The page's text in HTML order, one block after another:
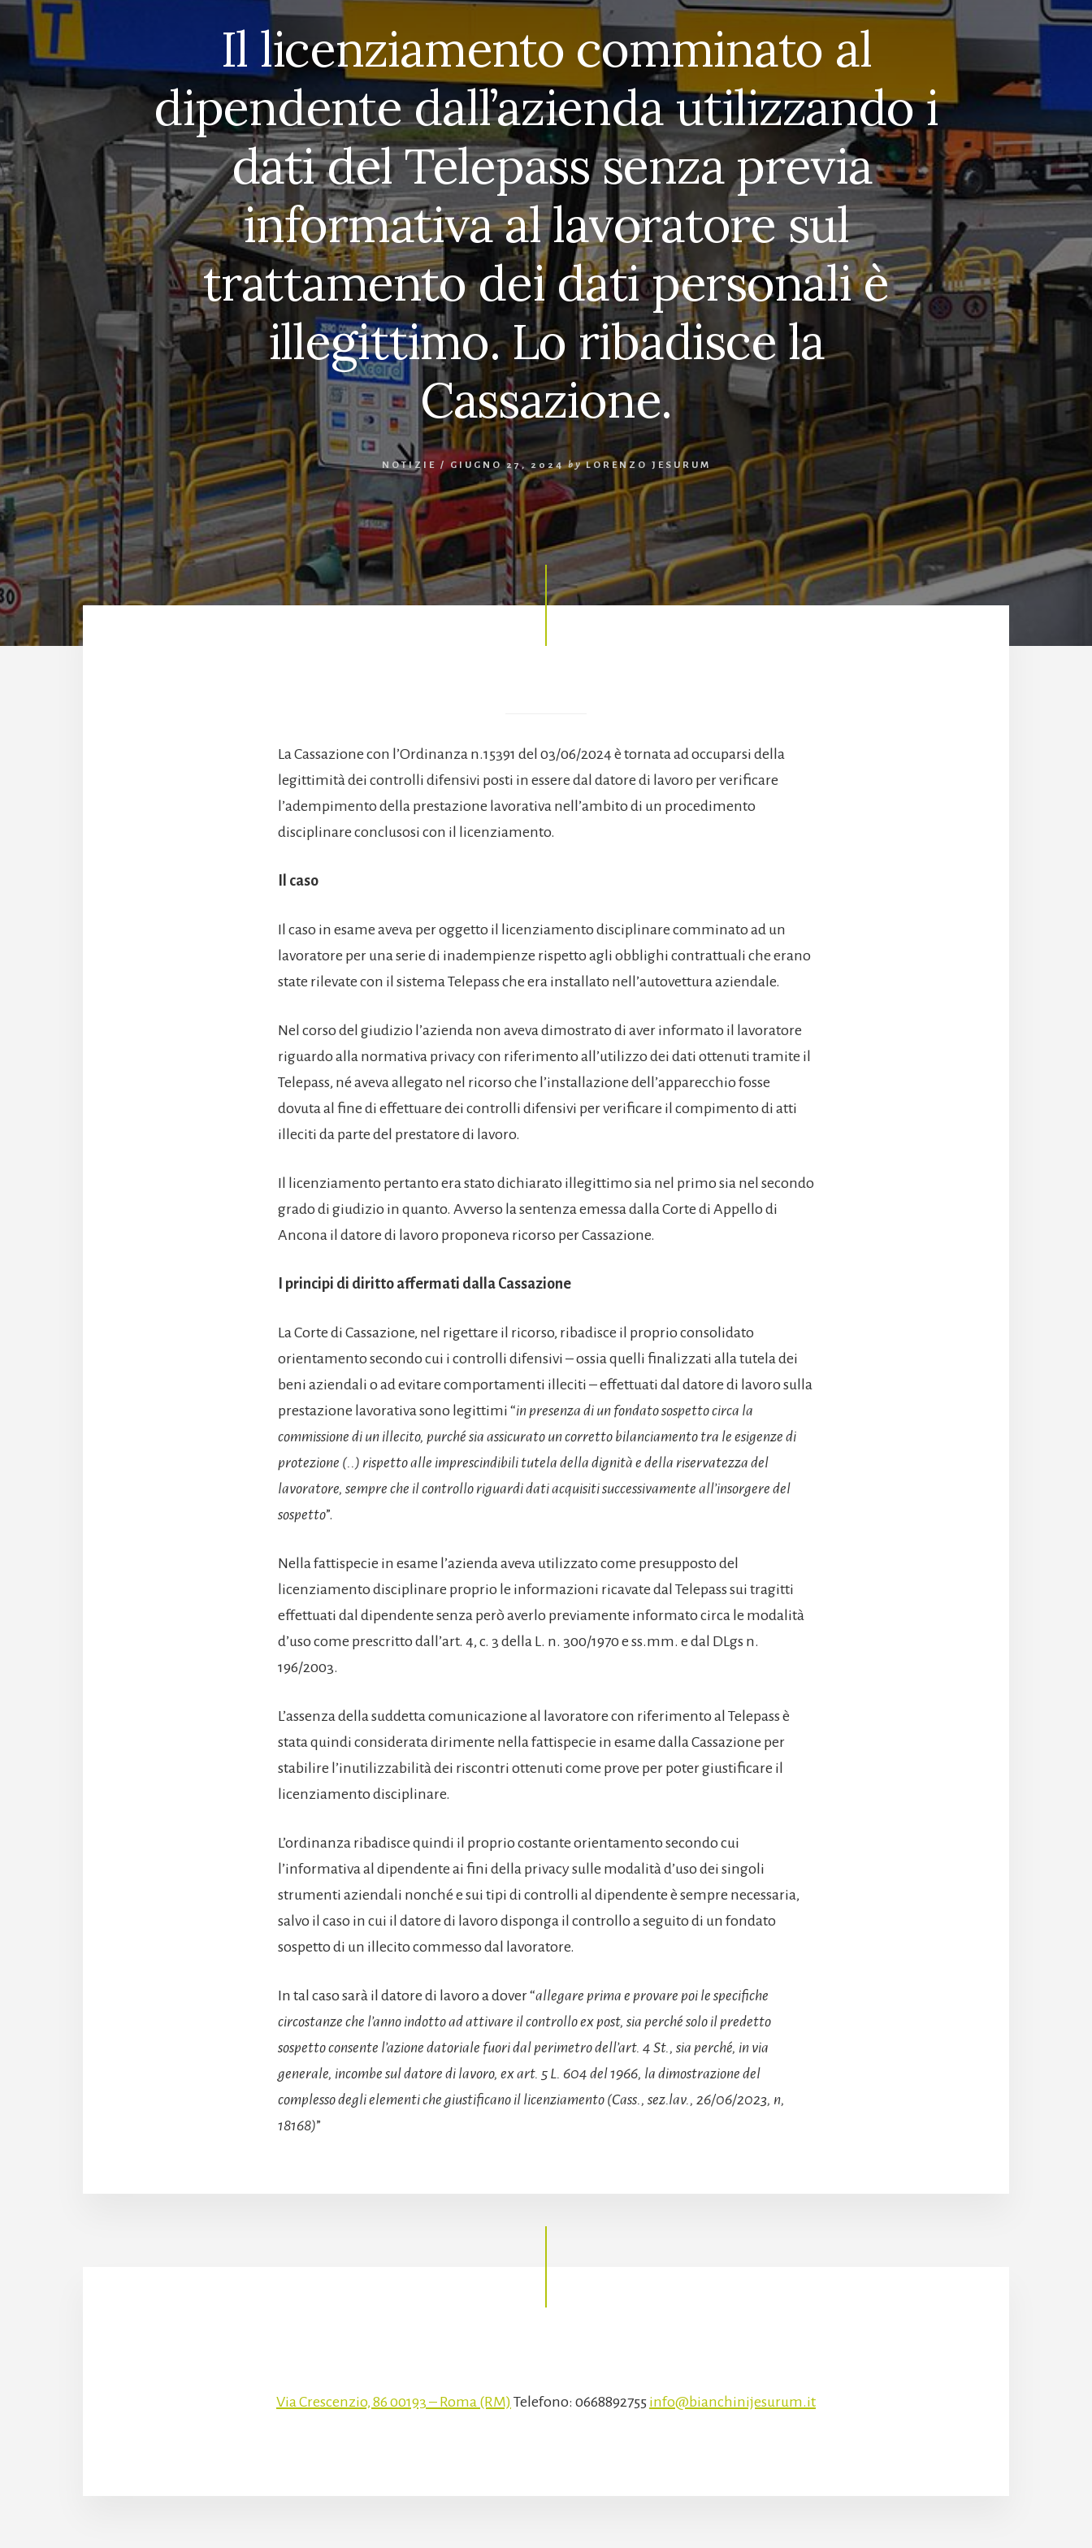
Il licenziamento comminato al
dipendente dall’azienda utilizzando i
dati del Telepass senza previa
informativa al lavoratore sul
trattamento dei dati personali è
illegittimo. Lo ribadisce la
Cassazione.
NOTIZIE / GIUGNO 27, 2024 by LORENZO JESURUM
La Cassazione con l’Ordinanza n.15391 del 03/06/2024 è tornata ad occuparsi della
legittimità dei controlli difensivi posti in essere dal datore di lavoro per verificare
l’adempimento della prestazione lavorativa nell’ambito di un procedimento
disciplinare conclusosi con il licenziamento.
Il caso
Il caso in esame aveva per oggetto il licenziamento disciplinare comminato ad un
lavoratore per una serie di inadempienze rispetto agli obblighi contrattuali che erano
state rilevate con il sistema Telepass che era installato nell’autovettura aziendale.
Nel corso del giudizio l’azienda non aveva dimostrato di aver informato il lavoratore
riguardo alla normativa privacy con riferimento all’utilizzo dei dati ottenuti tramite il
Telepass, né aveva allegato nel ricorso che l’installazione dell’apparecchio fosse
dovuta al fine di effettuare dei controlli difensivi per verificare il compimento di atti
illeciti da parte del prestatore di lavoro.
Il licenziamento pertanto era stato dichiarato illegittimo sia nel primo sia nel secondo
grado di giudizio in quanto. Avverso la sentenza emessa dalla Corte di Appello di
Ancona il datore di lavoro proponeva ricorso per Cassazione.
I principi di diritto affermati dalla Cassazione
La Corte di Cassazione, nel rigettare il ricorso, ribadisce il proprio consolidato
orientamento secondo cui i controlli difensivi – ossia quelli finalizzati alla tutela dei
beni aziendali o ad evitare comportamenti illeciti – effettuati dal datore di lavoro sulla
prestazione lavorativa sono legittimi “in presenza di un fondato sospetto circa la
commissione di un illecito, purché sia assicurato un corretto bilanciamento tra le esigenze di
protezione (..) rispetto alle imprescindibili tutela della dignità e della riservatezza del
lavoratore, sempre che il controllo riguardi dati acquisiti successivamente all’insorgere del
sospetto”.
Nella fattispecie in esame l’azienda aveva utilizzato come presupposto del
licenziamento disciplinare proprio le informazioni ricavate dal Telepass sui tragitti
effettuati dal dipendente senza però averlo previamente informato circa le modalità
d’uso come prescritto dall’art. 4, c. 3 della L. n. 300/1970 e ss.mm. e dal DLgs n.
196/2003.
L’assenza della suddetta comunicazione al lavoratore con riferimento al Telepass è
stata quindi considerata dirimente nella fattispecie in esame dalla Cassazione per
stabilire l’inutilizzabilità dei riscontri ottenuti come prove per poter giustificare il
licenziamento disciplinare.
L’ordinanza ribadisce quindi il proprio costante orientamento secondo cui
l’informativa al dipendente ai fini della privacy sulle modalità d’uso dei singoli
strumenti aziendali nonché e sui tipi di controlli al dipendente è sempre necessaria,
salvo il caso in cui il datore di lavoro disponga il controllo a seguito di un fondato
sospetto di un illecito commesso dal lavoratore.
In tal caso sarà il datore di lavoro a dover “allegare prima e provare poi le specifiche
circostanze che l’anno indotto ad attivare il controllo ex post, sia perché solo il predetto
sospetto consente l’azione datoriale fuori dal perimetro dell’art. 4 St., sia perché, in via
generale, incombe sul datore di lavoro, ex art. 5 L. 604 del 1966, la dimostrazione del
complesso degli elementi che giustificano il licenziamento (Cass., sez.lav., 26/06/2023, n,
18168)”
Via Crescenzio, 86 00193 – Roma (RM) Telefono: 0668892755 info@bianchinijesurum.it